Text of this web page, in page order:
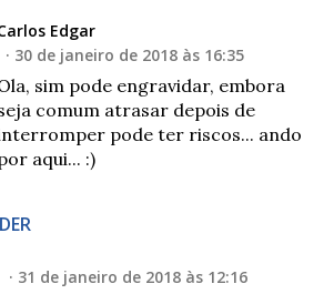
Edgar
30 de janeiro de 2018 às 16:35
sim pode engravidar, embora
comum atrasar depois de
pode ter riscos... ando
aqui... :)
31 de janeiro de 2018 às 12:16